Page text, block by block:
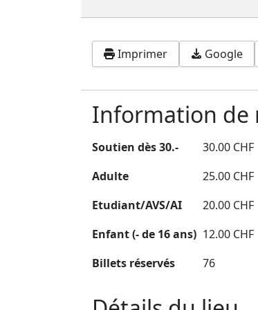
Imprimer Google
Information de
Soutien dès 30.-
30.00 CHF
Adulte
25.00 CHF
Etudiant/AVS/AI
20.00 CHF
Enfant (- de 16 ans) 12.00 CHF
Billets réservés
76